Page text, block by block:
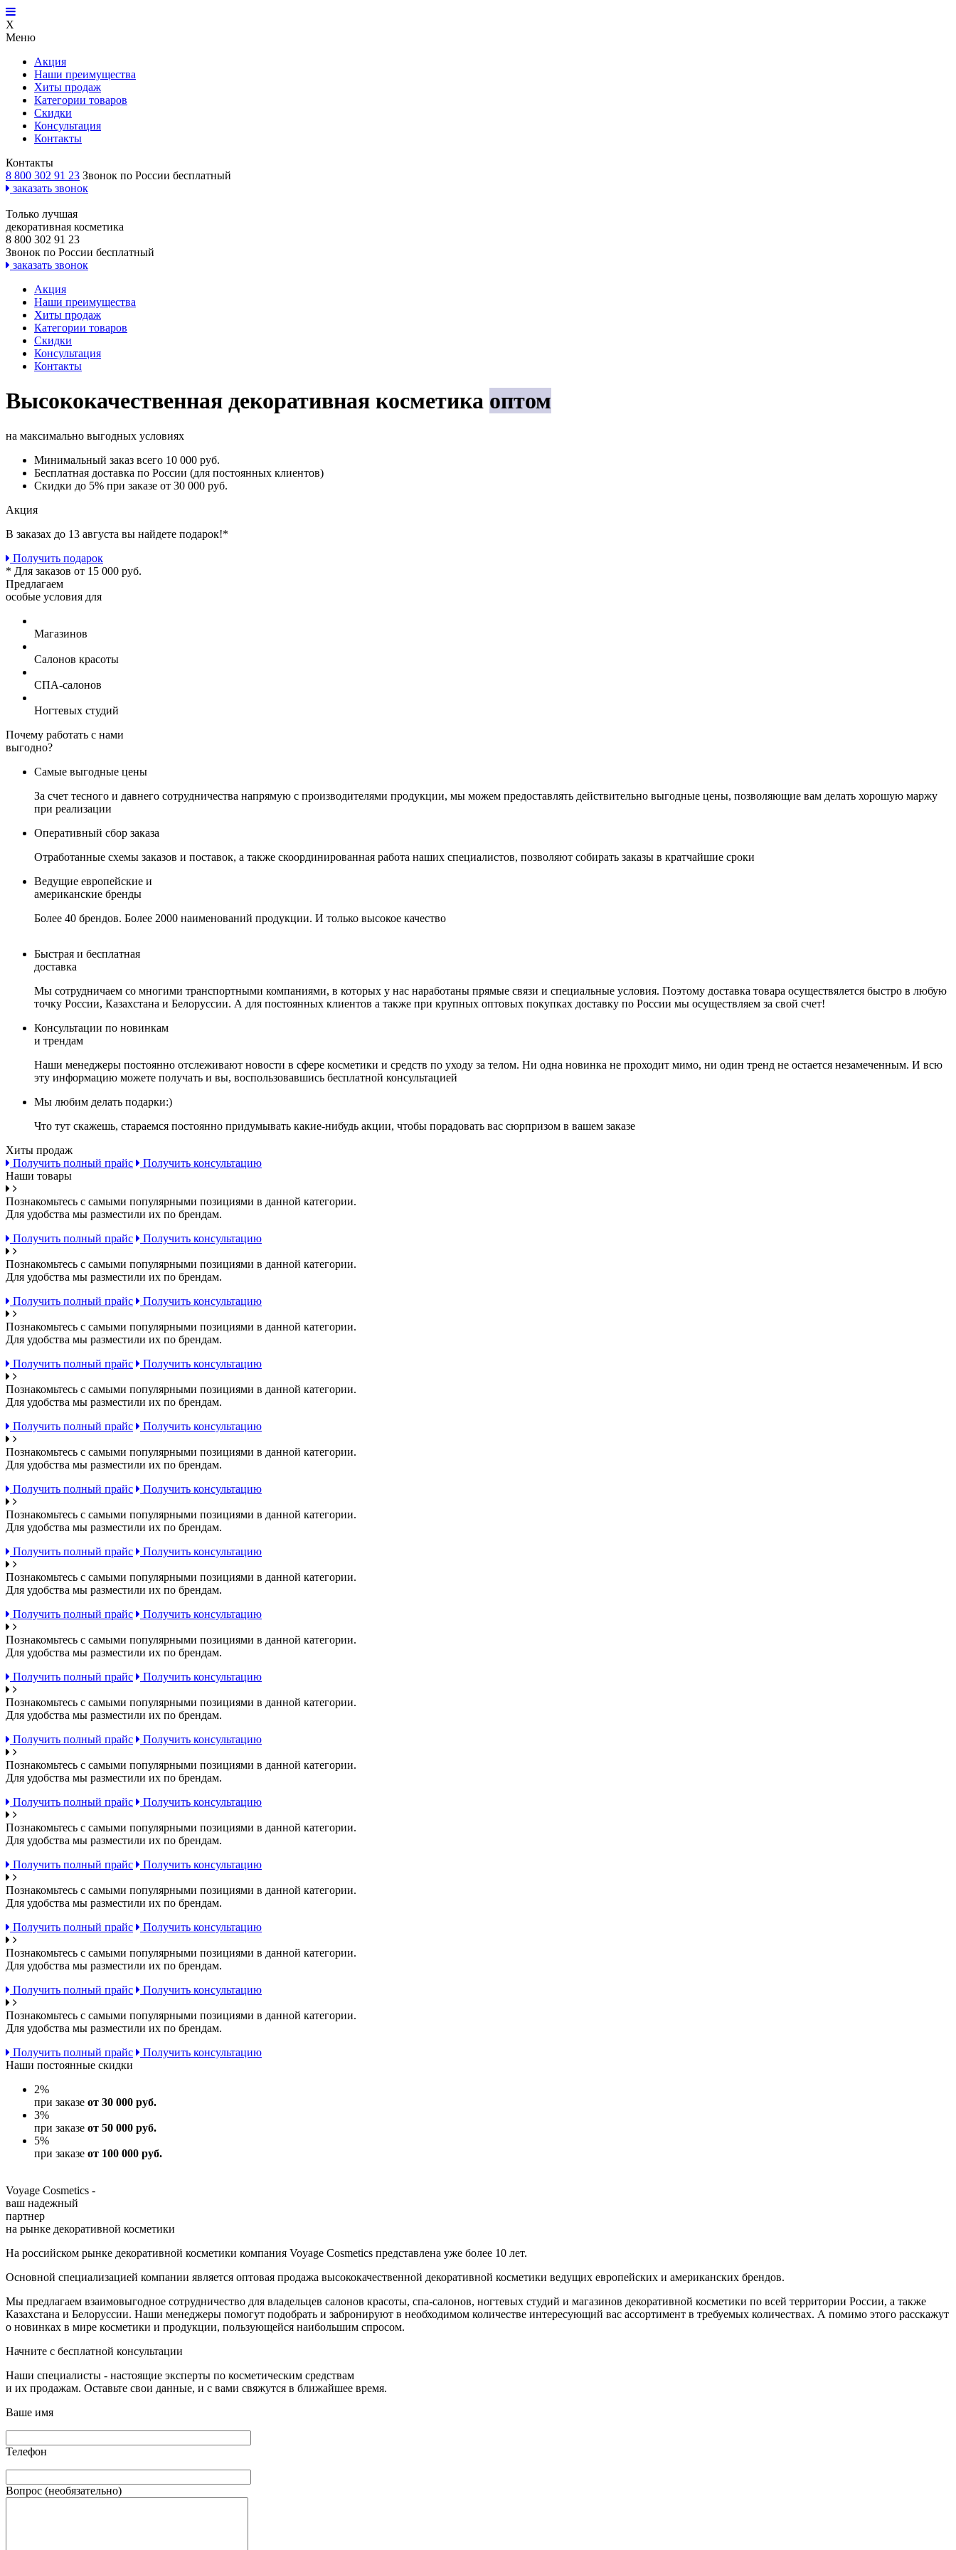
X
Меню
Акция
Наши преимущества
Хиты продаж
Категории товаров
Скидки
Консультация
Контакты
Контакты
8 800 302 91 23 Звонок по России бесплатный
заказать звонок
Только лучшая
декоративная косметика
8 800 302 91 23
Звонок по России бесплатный
заказать звонок
Акция
Наши преимущества
Хиты продаж
Категории товаров
Скидки
Консультация
Контакты
Высококачественная декоративная косметика оптом
на максимально выгодных условиях
Минимальный заказ всего 10 000 руб.
Бесплатная доставка по России (для постоянных клиентов)
Скидки до 5% при заказе от 30 000 руб.
Акция
В заказах до 13 августа вы найдете подарок!*
Получить подарок
* Для заказов от 15 000 руб.
Предлагаем
особые условия для
Магазинов
Салонов красоты
СПА-салонов
Ногтевых студий
Почему работать с нами
выгодно?
Самые выгодные цены
За счет тесного и давнего сотрудничества напрямую с производителями продукции, мы можем предоставлять действительно выгодные цены, позволяющие вам делать хорошую маржу
при реализации
Оперативный сбор заказа
Отработанные схемы заказов и поставок, а также скоординированная работа наших специалистов, позволяют собирать заказы в кратчайшие сроки
Ведущие европейские и
американские бренды
Более 40 брендов. Более 2000 наименований продукции. И только высокое качество
Быстрая и бесплатная
доставка
Мы сотрудничаем со многими транспортными компаниями, в которых у нас наработаны прямые связи и специальные условия. Поэтому доставка товара осуществялется быстро в любую
точку России, Казахстана и Белоруссии. А для постоянных клиентов а также при крупных оптовых покупках доставку по России мы осуществляем за свой счет!
Консультации по новинкам
и трендам
Наши менеджеры постоянно отслеживают новости в сфере косметики и средств по уходу за телом. Ни одна новинка не проходит мимо, ни один тренд не остается незамеченным. И всю
эту информацию можете получать и вы, воспользовавшись бесплатной консультацией
Мы любим делать подарки:)
Что тут скажешь, стараемся постоянно придумывать какие-нибудь акции, чтобы порадовать вас сюрпризом в вашем заказе
Хиты продаж
Получить полный прайс
Получить консультацию
Наши товары
Познакомьтесь с самыми популярными позициями в данной категории.
Для удобства мы разместили их по брендам.
Получить полный прайс
Получить консультацию
Познакомьтесь с самыми популярными позициями в данной категории.
Для удобства мы разместили их по брендам.
Получить полный прайс
Получить консультацию
Познакомьтесь с самыми популярными позициями в данной категории.
Для удобства мы разместили их по брендам.
Получить полный прайс
Получить консультацию
Познакомьтесь с самыми популярными позициями в данной категории.
Для удобства мы разместили их по брендам.
Получить полный прайс
Получить консультацию
Познакомьтесь с самыми популярными позициями в данной категории.
Для удобства мы разместили их по брендам.
Получить полный прайс
Получить консультацию
Познакомьтесь с самыми популярными позициями в данной категории.
Для удобства мы разместили их по брендам.
Получить полный прайс
Получить консультацию
Познакомьтесь с самыми популярными позициями в данной категории.
Для удобства мы разместили их по брендам.
Получить полный прайс
Получить консультацию
Познакомьтесь с самыми популярными позициями в данной категории.
Для удобства мы разместили их по брендам.
Получить полный прайс
Получить консультацию
Познакомьтесь с самыми популярными позициями в данной категории.
Для удобства мы разместили их по брендам.
Получить полный прайс
Получить консультацию
Познакомьтесь с самыми популярными позициями в данной категории.
Для удобства мы разместили их по брендам.
Получить полный прайс
Получить консультацию
Познакомьтесь с самыми популярными позициями в данной категории.
Для удобства мы разместили их по брендам.
Получить полный прайс
Получить консультацию
Познакомьтесь с самыми популярными позициями в данной категории.
Для удобства мы разместили их по брендам.
Получить полный прайс
Получить консультацию
Познакомьтесь с самыми популярными позициями в данной категории.
Для удобства мы разместили их по брендам.
Получить полный прайс
Получить консультацию
Познакомьтесь с самыми популярными позициями в данной категории.
Для удобства мы разместили их по брендам.
Получить полный прайс
Получить консультацию
Наши постоянные скидки
2%
при заказе от 30 000 руб.
3%
при заказе от 50 000 руб.
5%
при заказе от 100 000 руб.
Voyage Cosmetics -
ваш надежный
партнер
на рынке декоративной косметики
На российском рынке декоративной косметики компания Voyage Cosmetics представлена уже более 10 лет.
Основной специализацией компании является оптовая продажа высококачественной декоративной косметики ведущих европейских и американских брендов.
Мы предлагаем взаимовыгодное сотрудничество для владельцев салонов красоты, спа-салонов, ногтевых студий и магазинов декоративной косметики по всей территории России, а также
Казахстана и Белоруссии. Наши менеджеры помогут подобрать и забронируют в необходимом количестве интересующий вас ассортимент в требуемых количествах. А помимо этого расскажут
о новинках в мире косметики и продукции, пользующейся наибольшим спросом.
Начните с бесплатной консультации
Наши специалисты - настоящие эксперты по косметическим средствам
и их продажам. Оставьте свои данные, и с вами свяжутся в ближайшее время.
Ваше имя
Телефон
Вопрос (необязательно)